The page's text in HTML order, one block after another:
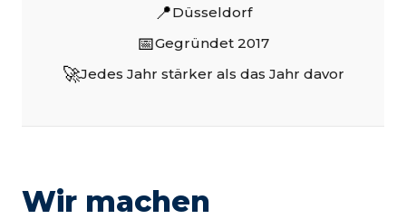
📍Düsseldorf
📅Gegründet 2017
🚀Jedes Jahr stärker als das Jahr davor
Wir machen